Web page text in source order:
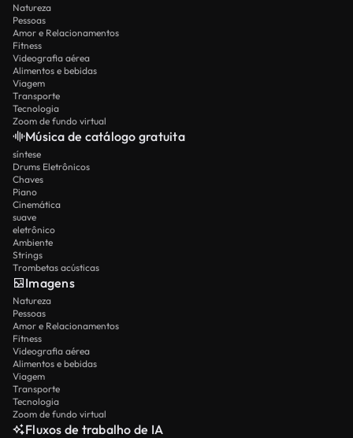
Natureza
Pessoas
Amor e Relacionamentos
Fitness
Videografia aérea
Alimentos e bebidas
Viagem
Transporte
Tecnologia
Zoom de fundo virtual
Música de catálogo gratuita
síntese
Drums Eletrônicos
Chaves
Piano
Cinemática
suave
eletrônico
Ambiente
Strings
Trombetas acústicas
Imagens
Natureza
Pessoas
Amor e Relacionamentos
Fitness
Videografia aérea
Alimentos e bebidas
Viagem
Transporte
Tecnologia
Zoom de fundo virtual
Fluxos de trabalho de IA